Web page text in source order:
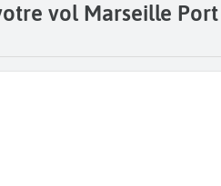
vol Marseille